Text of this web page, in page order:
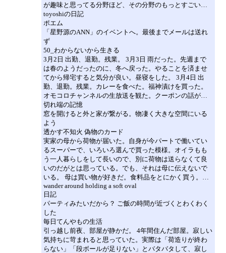
が趣味と思ってる分野ほど、その分野のもっとすごい…
toyoshiの日記
ポエム
「星野源のANN」のイベントへ。最後までメールは送れ
ず
50_わからないから生きる
3月2日 出勤、退勤。残業。 3月3日 雨だった。先週まで
は春のようだったのに、冬へ戻った。やることを済ませ
てから帰宅すると気分が良い。昼寝をした。 3月4日 出
勤、退勤。残業。カレーを食べた。福神漬けを買った。
オモコロチャンネルの生放送を観た。クーポンの話が…
切れ端の記憶
窓を開けると外と家が繋がる。物凄く大きな空間にいる
よう
透かす不知火 偽物のカード
実家の母から荷物が届いた。自身が今パートで働いてい
るスーパーで、いろいろ選んで買った模様。オイラもも
う一人暮らしをして長いので、別に荷物は送らなくて良
いのだがとは思っている。でも、それは母に伝えないで
いる。 母は買い物が好きだ。食料品をとにかく買う。…
wander around holding a soft oval
日記
パーティみたいだから？ ご飯の時間が近づくとわくわく
した
毎日てんやもの生活
引っ越し前夜、部屋が静かだ。 4年間住んだ部屋。寂しい
気持ちに苛まれると思っていた。実際は「荷造りが終わ
らない」「段ボールが足りない」とバタバタして、寂し